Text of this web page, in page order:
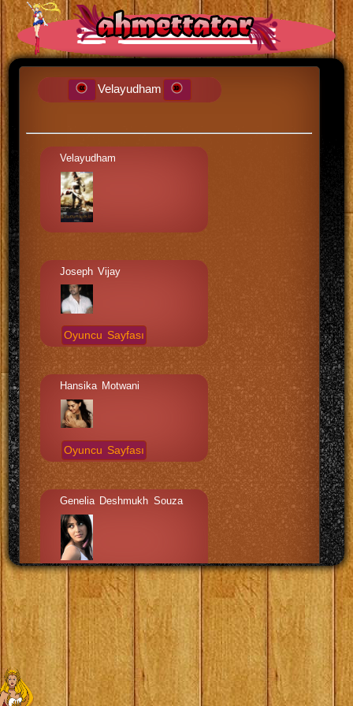
Velayudham
Velayudham
Joseph Vijay
Oyuncu Sayfası
Hansika Motwani
Oyuncu Sayfası
Genelia Deshmukh Souza
Oyuncu Sayfası
Abhimanyu Singh
Oyuncu Sayfası